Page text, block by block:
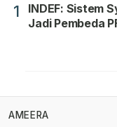
1
INDEF: Sistem
Jadi Pembeda
AMEERA